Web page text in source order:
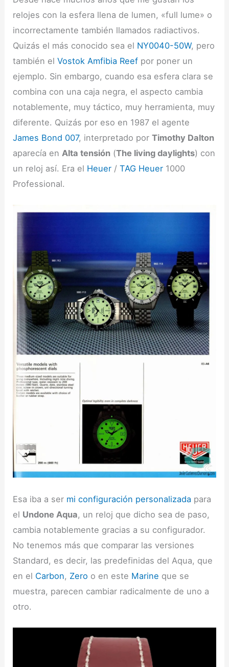
relojes con la esfera llena de lumen, «full lume» o
incorrectamente también llamados radiactivos.
Quizás el más conocido sea el NY0040-50W, pero
también elVostok Amfibia Reef por poner un
ejemplo. Sin embargo, cuando esa esfera clara se
combina con una caja negra, el aspecto cambia
notablemente, muy táctico, muy herramienta, muy
diferente. Quizás por eso en 1987 el agente
James Bond 007, interpretado porTimothy Dalton
aparecía en Alta tensión (The living daylights) con
un reloj así. Era el Heuer /TAG Heuer 1000
Professional.
Esa iba a ser mi configuración personalizada para
el Undone Aqua, un reloj que dicho sea de paso,
cambia notablemente gracias a su configurador.
No tenemos más que comparar las versiones
Standard, es decir, las predefinidas del Aqua, que
en el Carbon, Zero o en este Marine que se
muestra, parecen cambiar radicalmente de uno a
otro.